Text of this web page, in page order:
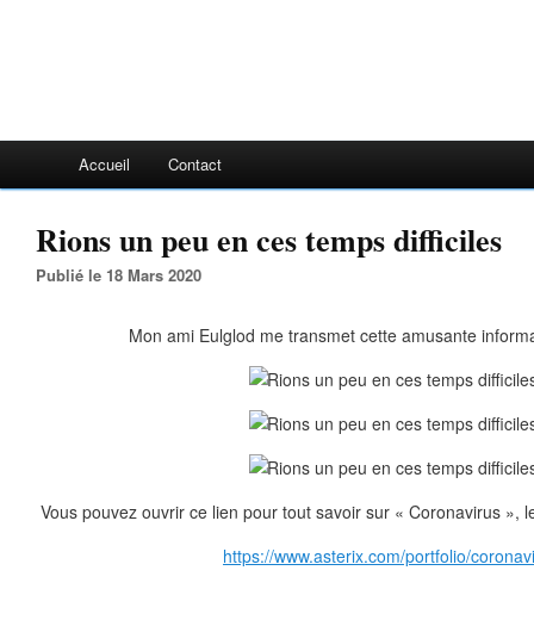
Accueil Contact
Rions un peu en ces temps difficiles
Publié le 18 Mars 2020
Mon ami Eulglod me transmet cette amusante
Vous pouvez ouvrir ce lien pour tout savoir sur « Coronavirus »,
https://www.asterix.com/portfolio/